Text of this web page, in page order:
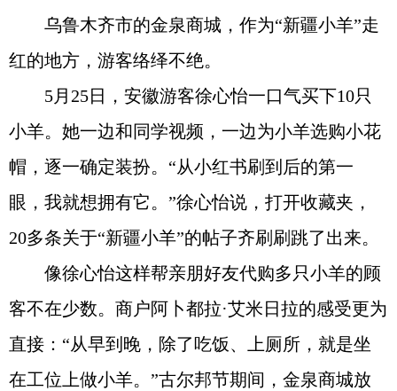
乌鲁木齐市的金泉商城，作为“新疆小羊”走
红的地方，游客络绎不绝。
5月25日，安徽游客徐心怡一口气买下10只
小羊。她一边和同学视频，一边为小羊选购小花
帽，逐一确定装扮。“从小红书刷到后的第一
眼，我就想拥有它。”徐心怡说，打开收藏夹，
20多条关于“新疆小羊”的帖子齐刷刷跳了出来。
像徐心怡这样帮亲朋好友代购多只小羊的顾
客不在少数。商户阿卜都拉·艾米日拉的感受更为
直接：“从早到晚，除了吃饭、上厕所，就是坐
在工位上做小羊。”古尔邦节期间，金泉商城放